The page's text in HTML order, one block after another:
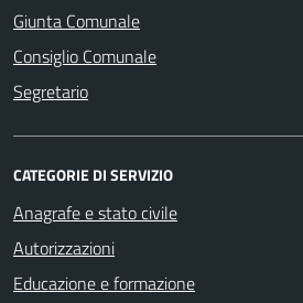
Giunta Comunale
Consiglio Comunale
Segretario
CATEGORIE DI SERVIZIO
Anagrafe e stato civile
Autorizzazioni
Educazione e formazione